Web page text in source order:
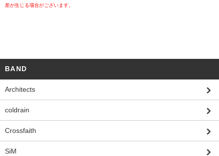
差が生じる場合がございます。
BAND
Architects
coldrain
Crossfaith
SiM